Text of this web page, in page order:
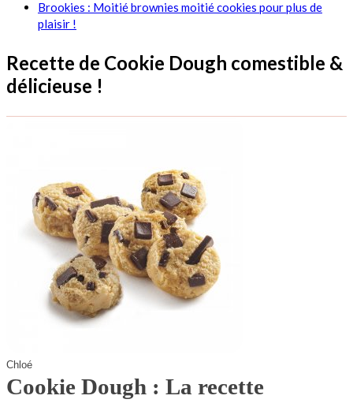
Brookies : Moitié brownies moitié cookies pour plus de
plaisir !
Recette de Cookie Dough comestible &
délicieuse !
Chloé
Cookie Dough : La recette